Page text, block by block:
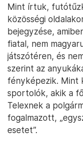
Mint írtuk,
közösségi
bejegyzése,
fiatal, nem
játszótéren, és
szerint az
fényképezik. Mint
sportolók, akik a
Telexnek a
fogalmazott,
esetet”.